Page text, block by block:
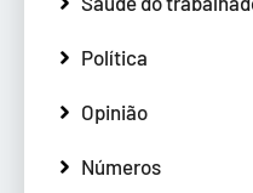
Política
Opinião
Números